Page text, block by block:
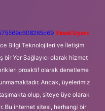
Yasal Uyarı:
Bilgi Teknolojileri ve İletişim
bir Yer Sağlayıcı olarak hizmet
proaktif olarak denetleme
Ancak, üyelerimiz
olup, siteye üye olarak
Bu internet sitesi, herhangi bir